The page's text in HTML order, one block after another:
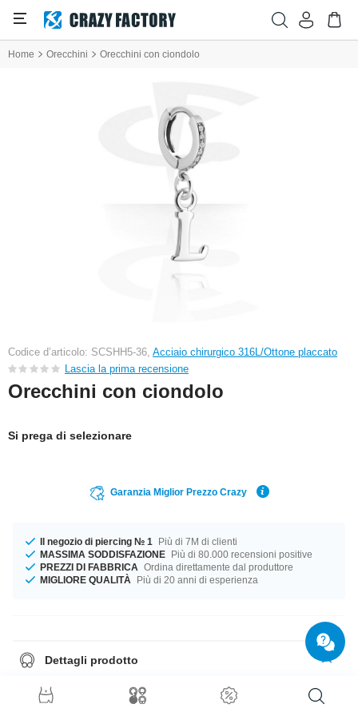
Home Orecchini Orecchini con ciondolo
Codice d’articolo: SCSHH5-36, Acciaio chirurgico 316L/Ottone placcato
Lascia la prima recensione
Orecchini con ciondolo
Si prega di selezionare
Garanzia Miglior Prezzo Crazy
Il negozio di piercing № 1
Più di 7M di clienti
MASSIMA SODDISFAZIONE Più di 80.000 recensioni positive
PREZZI DI FABBRICA Ordina direttamente dal produttore
MIGLIORE QUALITÀ
Più di 20 anni di esperienza
Dettagli prodotto
disponibile in diametro 8 mm. Il colore Crystal di questa pietra è il tuo
compagno ideale. Ordina ora, non perderti l'occasione